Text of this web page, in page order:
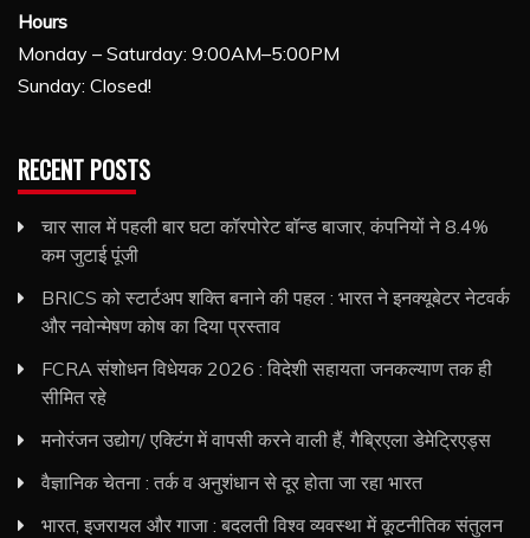
Hours
Monday – Saturday: 9:00AM–5:00PM
Sunday: Closed!
RECENT POSTS
चार साल में पहली बार घटा कॉरपोरेट बॉन्ड बाजार, कंपनियों ने 8.4%
कम जुटाई पूंजी
BRICS को स्टार्टअप शक्ति बनाने की पहल : भारत ने इनक्यूबेटर नेटवर्क
और नवोन्मेषण कोष का दिया प्रस्ताव
FCRA संशोधन विधेयक 2026 : विदेशी सहायता जनकल्याण तक ही
सीमित रहे
मनोरंजन उद्योग/ एक्टिंग में वापसी करने वाली हैं, गैब्रिएला डेमेट्रिएड्स
वैज्ञानिक चेतना : तर्क व अनुशंधान से दूर होता जा रहा भारत
भारत, इजरायल और गाजा : बदलती विश्व व्यवस्था में कूटनीतिक संतुलन